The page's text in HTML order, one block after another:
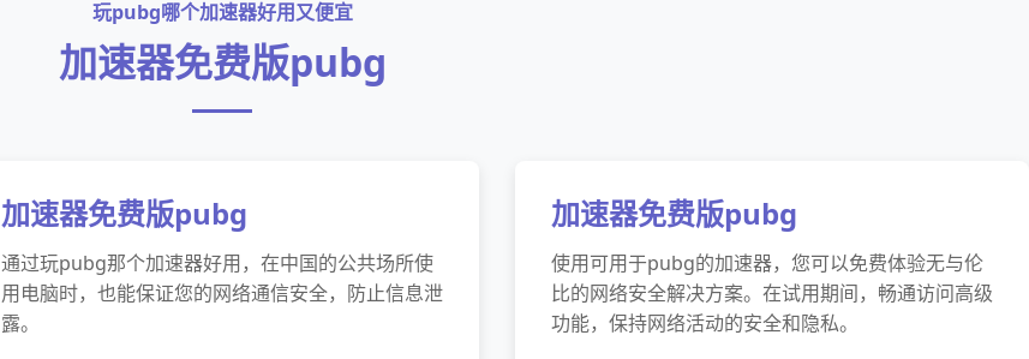
玩pubg哪个加速器好用又便宜
加速器免费版pubg
加速器免费版pubg
通过玩pubg那个加速器好用，在中国的公共场所使
用电脑时，也能保证您的网络通信安全，防止信息泄
露。
加速器免费版pubg
使用可用于pubg的加速器，您可以免费体验无与伦
比的网络安全解决方案。在试用期间，畅通访问高级
功能，保持网络活动的安全和隐私。